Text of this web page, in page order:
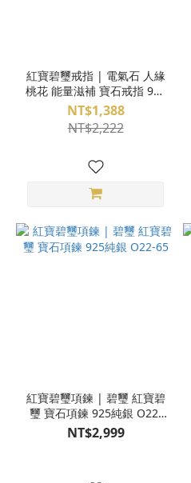
紅寶碧璽戒指 | 電氣石 人緣
桃花 能量滋補 寶石戒指 925
純銀 活圍 J13-99
NT$1,388
NT$2,222
紅寶碧璽項鍊 | 碧璽 紅寶碧
璽 寶石項鍊 925純銀 O22-
65
NT$2,999